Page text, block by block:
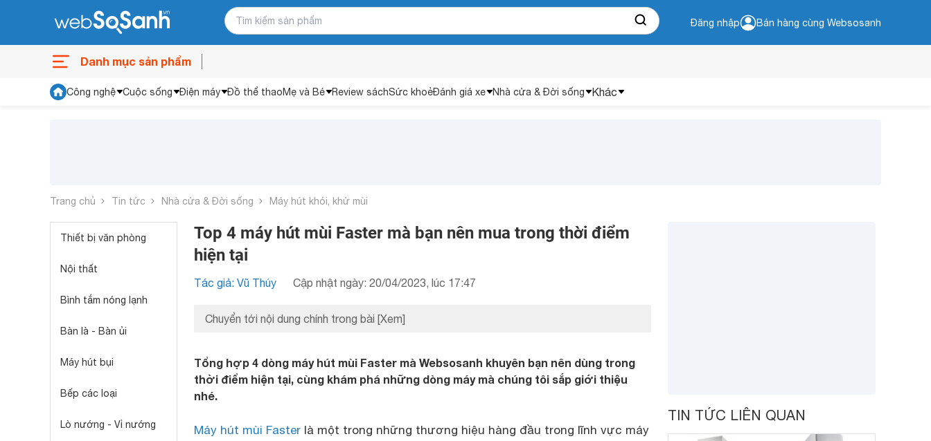
Đăng nhập Bán hàng cùng Websosanh
Danh mục sản phẩm
Công nghệ Cuộc sống Điện máy Đồ thể thaoMẹ và Bé Review sáchSức khoẻĐánh giá xe Nhà cửa & Đời sống Khác
Trang chủ Tin tức Nhà cửa & Đời sống Máy hút khói, khử mùi
Thiết bị văn phòng
Nội thất
Bình tắm nóng lạnh
Bàn là - Bàn ủi
Máy hút bụi
Bếp các loại
Lò nướng - Vỉ nướng
Top 4 máy hút mùi Faster mà bạn nên mua trong thời điểm
hiện tại
Tác giả: Vũ Thúy Cập nhật ngày: 20/04/2023, lúc 17:47
Chuyển tới nội dung chính trong bài [Xem]
Tổng hợp 4 dòng máy hút mùi Faster mà Websosanh khuyên bạn nên dùng trong
thời điểm hiện tại, cùng khám phá những dòng máy mà chúng tôi sắp giới thiệu
nhé.
Máy hút mùi Faster là một trong những thương hiệu hàng đầu trong lĩnh vực máy
TIN TỨC LIÊN QUAN